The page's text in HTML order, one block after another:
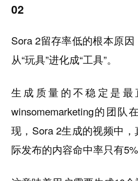
02
Sora 2留存率低的根本原
从“玩具”进化成“工具”。
生成质量的不稳定是最
winsomemarketing的团队
现，Sora 2生成的视频中
际发布的内容命中率只有5%